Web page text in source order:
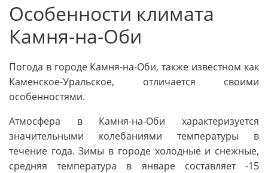
Особенности климата
Камня-на-Оби
Погода в городе Камня-на-Оби, также известном как
Каменское-Уральское, отличается своими
особенностями.
Атмосфера в Камня-на-Оби характеризуется
значительными колебаниями температуры в
течение года. Зимы в городе холодные и снежные,
средняя температура в январе составляет -15